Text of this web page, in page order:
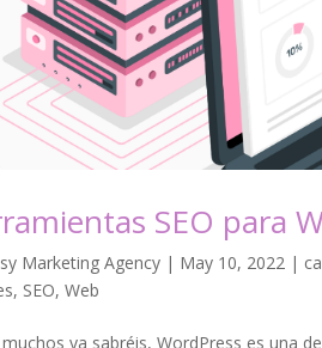
SEO para
Marketing Agency | May 10, 2022 |
, SEO,Web
ya sabréis, WordPress es una